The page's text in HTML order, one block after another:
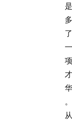
是
多
了
一
项
才
华
。
从